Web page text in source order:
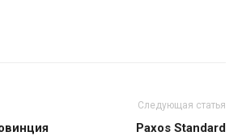
Следующая статья
Paxos Standard